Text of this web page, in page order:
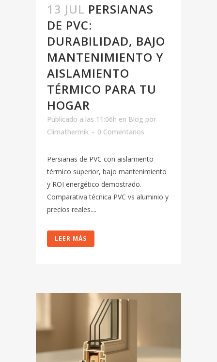
13 JUL PERSIANAS
DE PVC:
DURABILIDAD, BAJO
MANTENIMIENTO Y
AISLAMIENTO
TÉRMICO PARA TU
HOGAR
Publicado a las 11:06h en Blog por
Climathermik
0 Comentarios
Persianas de PVC con aislamiento
térmico superior, bajo mantenimiento
y ROI energético demostrado.
Comparativa técnica PVC vs aluminio y
precios reales....
LEER MÁS